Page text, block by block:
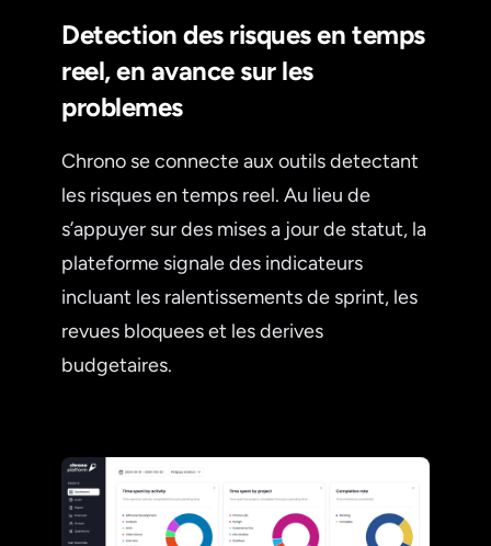
Detection des risques en temps
reel, en avance sur les
problemes
Chrono se connecte aux outils detectant
les risques en temps reel. Au lieu de
s’appuyer sur des mises a jour de statut, la
plateforme signale des indicateurs
incluant les ralentissements de sprint, les
revues bloquees et les derives
budgetaires.